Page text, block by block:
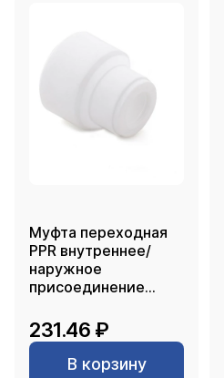
Муфта переходная
PPR внутреннее/
наружное
присоединение
РТП
231.46 ₽
В корзину